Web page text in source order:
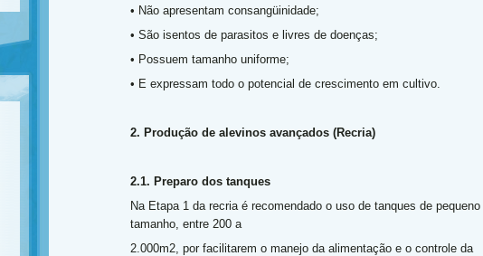
• Não apresentam consangüinidade;
• São isentos de parasitos e livres de doenças;
• Possuem tamanho uniforme;
• E expressam todo o potencial de crescimento em cultivo.
2. Produção de alevinos avançados (Recria)
2.1. Preparo dos tanques
Na Etapa 1 da recria é recomendado o uso de tanques de pequeno
tamanho, entre 200 a
2.000m2, por facilitarem o manejo da alimentação e o controle da